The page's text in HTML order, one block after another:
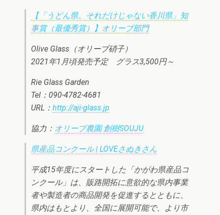
【「うどん県。それだけじゃない香川県」知
事賞（最優秀賞）】オリーブ部門
Olive Glass（オリーブ硝子）
2021年1月頃発売予定 グラス3,500円～
Rie Glass Garden
Tel：090-4782-4681
URL： http://aji-glass.jp
協力： オリーブ農園 創樹SOUJU
県産品コンクール | LOVEさぬきさん
平成15年度にスタートした「かがわ県産品コ
ンクール」は、販路開拓に意欲的な県内事業
者や製造者の商品開発を促進するとともに、
県内はもとより、全国に展開可能で、より市